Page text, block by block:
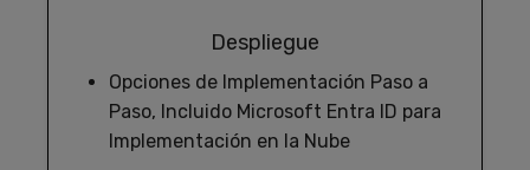
Despliegue
Opciones de Implementación Paso a
Paso, Incluido Microsoft Entra ID para
Implementación en la Nube